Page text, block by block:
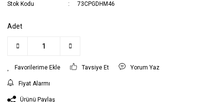
Stok Kodu
73CPGDHM46
Adet
Tavsiye Et Yorum Yaz
Fiyat Alarmı
Ürünü Paylaş